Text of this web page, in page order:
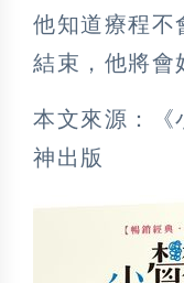
他知道療程不
結束，他將會
本文來源：《
神出版